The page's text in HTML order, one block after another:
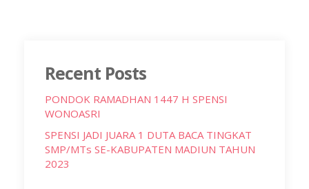
Recent Posts
PONDOK RAMADHAN 1447 H SPENSI
WONOASRI
SPENSI JADI JUARA 1 DUTA BACA TINGKAT
SMP/MTs SE-KABUPATEN MADIUN TAHUN
2023